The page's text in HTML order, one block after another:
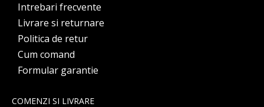
Intrebari frecvente
Livrare si returnare
Politica de retur
Cum comand
Formular garantie
COMENZI SI LIVRARE